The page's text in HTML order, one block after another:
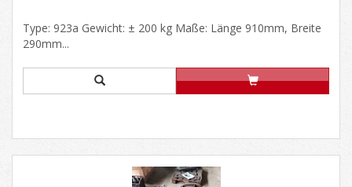
Type: 923a Gewicht: ± 200 kg Maße: Länge 910mm, Breite
290mm...